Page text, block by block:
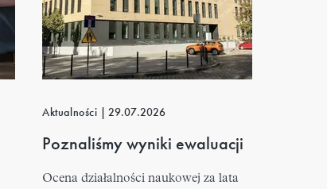
Aktualności 29.07.2026
Poznaliśmy wyniki ewaluacji
Ocena działalności naukowej za lata